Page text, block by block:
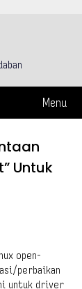
Menu
Untuk
open-
perbaikan
untuk driver